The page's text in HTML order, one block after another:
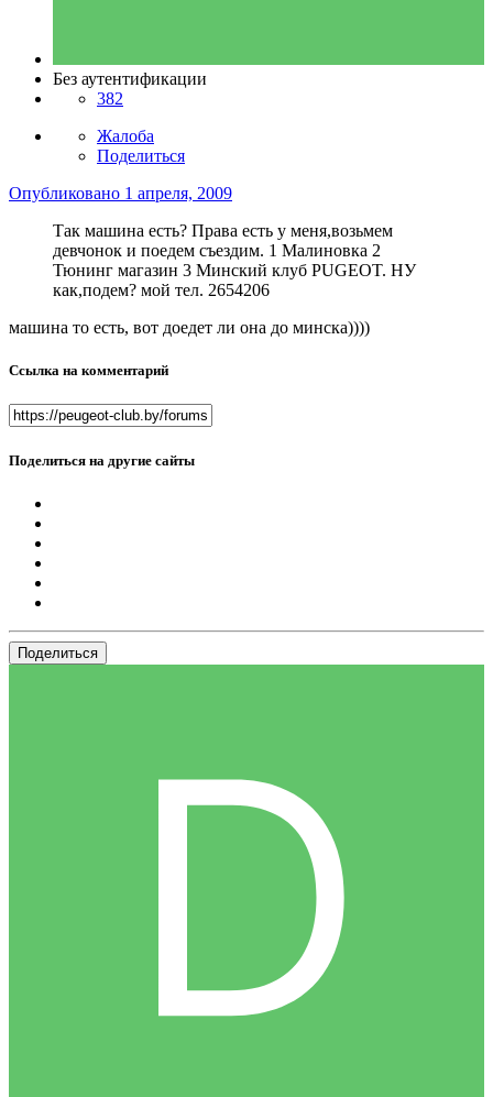
Без аутентификации
382
Жалоба
Поделиться
Опубликовано 1 апреля, 2009
Так машина есть? Права есть у меня,возьмем
девчонок и поедем съездим. 1 Малиновка 2
Тюнинг магазин 3 Минский клуб PUGEOT. НУ
как,подем? мой тел. 2654206
машина то есть, вот доедет ли она до минска))))
Ссылка на комментарий
Поделиться на другие сайты
Поделиться